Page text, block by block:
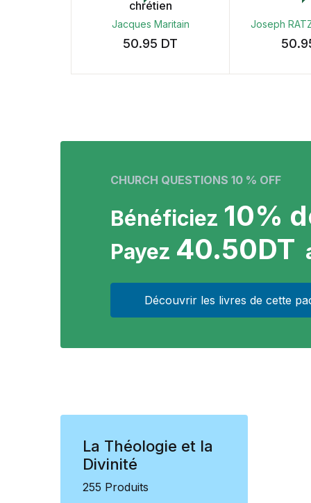
chrétien
Jacques Maritain
50.95 DT
Joseph
CHURCH QUESTIONS 10 % OFF
Bénéficiez 10%
Payez 40.50DT
Découvrir les livres de cette
La Théologie et la
Divinité
255 Produits